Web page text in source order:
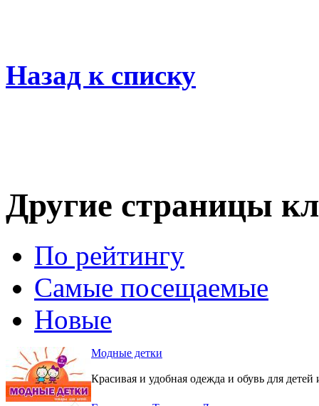
Назад к списку
Другие страницы
По рейтингу
Самые посещаемые
Новые
Модные детки
Красивая и удобная одежда и обувь для детей